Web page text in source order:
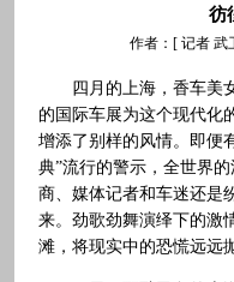
彷
作者：[ 记者
四月的上海，香车美
的国际车展为这个现代化
增添了别样的风情。即便
典”流行的警示，全世界
商、媒体记者和车迷还是
来。劲歌劲舞演绎下的激
滩，将现实中的恐慌远远